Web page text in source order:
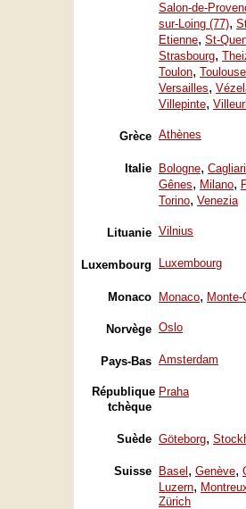
Salon-de-
sur-Loing (77),
Etienne, St-
Strasbourg,
Toulon, Toulouse
Versailles,
Villepinte,
Grèce Athènes
Italie Bologne, Cagliari
Gênes, Milano,
Torino, Venezia
Lituanie Vilnius
Luxembourg Luxembourg
Monaco Monaco, Monte-
Norvège Oslo
Pays-Bas Amsterdam
République
tchèque
Praha
Suède Göteborg,
Suisse Basel , Genève,
Luzern,
Zürich